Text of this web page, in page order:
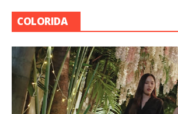
COLORIDA